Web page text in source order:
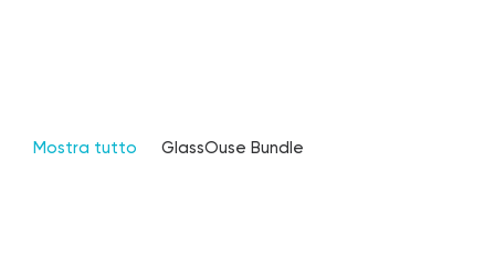
Mostra tutto GlassOuse Bundle